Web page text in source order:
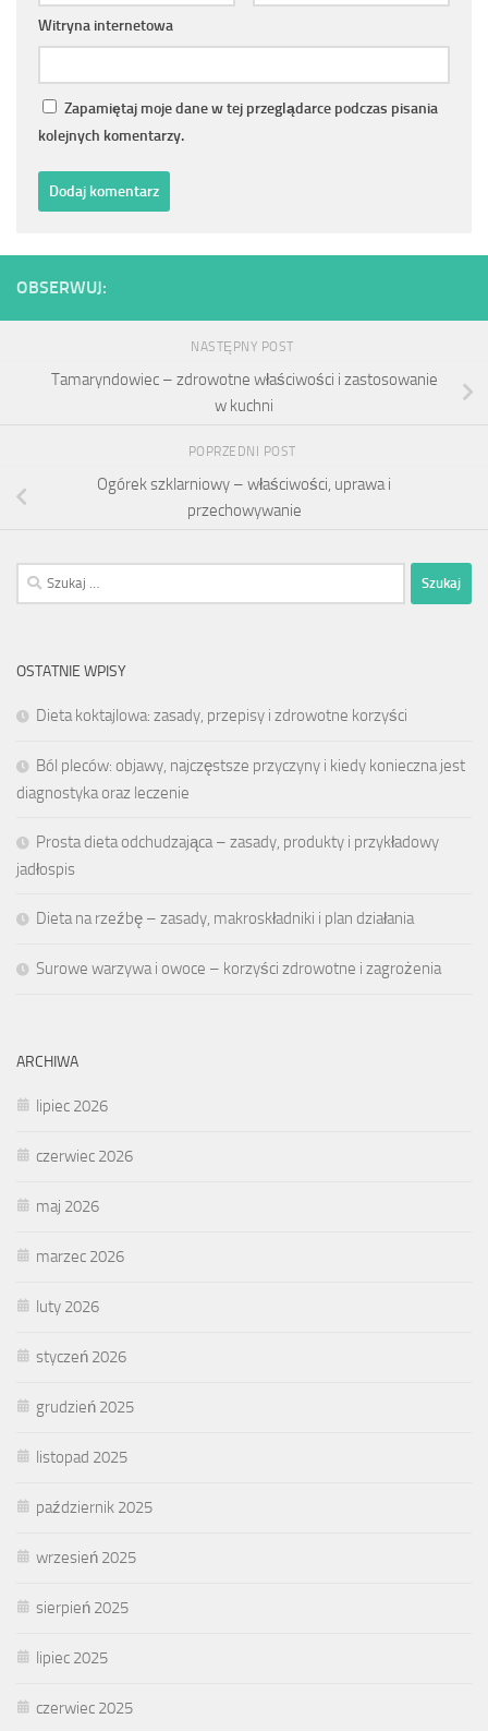
Witryna internetowa
Zapamiętaj moje dane w tej przeglądarce podczas pisania
kolejnych komentarzy.
OBSERWUJ:
NASTĘPNY POST
Tamaryndowiec – zdrowotne właściwości i zastosowanie
w kuchni
POPRZEDNI POST
Ogórek szklarniowy – właściwości, uprawa i
przechowywanie
Szukaj:
OSTATNIE WPISY
Dieta koktajlowa: zasady, przepisy i zdrowotne korzyści
Ból pleców: objawy, najczęstsze przyczyny i kiedy konieczna jest
diagnostyka oraz leczenie
Prosta dieta odchudzająca – zasady, produkty i przykładowy
jadłospis
Dieta na rzeźbę – zasady, makroskładniki i plan działania
Surowe warzywa i owoce – korzyści zdrowotne i zagrożenia
ARCHIWA
lipiec 2026
czerwiec 2026
maj 2026
marzec 2026
luty 2026
styczeń 2026
grudzień 2025
listopad 2025
październik 2025
wrzesień 2025
sierpień 2025
lipiec 2025
czerwiec 2025